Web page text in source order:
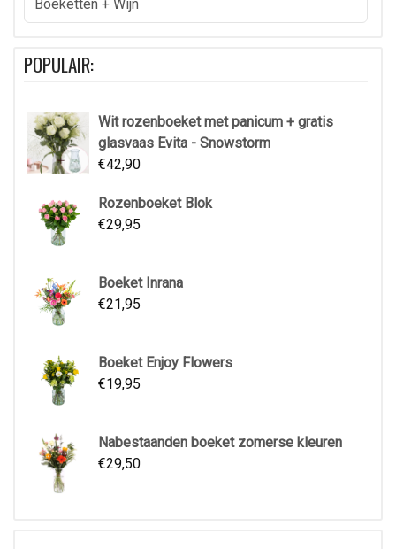
Boeketten + Wijn
POPULAIR:
Wit rozenboeket met panicum + gratis
glasvaas Evita - Snowstorm
€42,90
Rozenboeket Blok
€29,95
Boeket Inrana
€21,95
Boeket Enjoy Flowers
€19,95
Nabestaanden boeket zomerse kleuren
€29,50